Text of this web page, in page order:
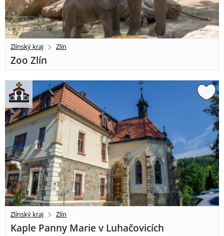
Zlínský kraj Zlín
Zoo Zlín
Zlínský kraj Zlín
Kaple Panny Marie v Luhačovicích